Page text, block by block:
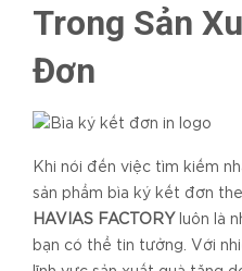
Trong Sản
Đơn
Khi nói đến việc tìm kiếm
sản phẩm bìa ký kết đơn
HAVIAS FACTORY luôn là
bạn có thể tin tưởng. Với